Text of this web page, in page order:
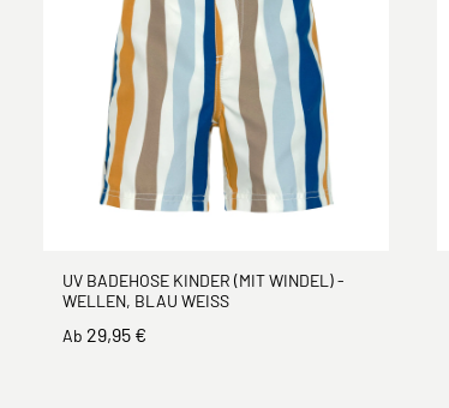
UV BADEHOSE KINDER (MIT WINDEL) -
WELLEN, BLAU WEISS
Ab 29,95 €